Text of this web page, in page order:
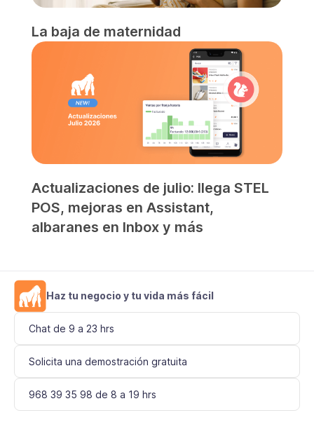
La baja de maternidad
Actualizaciones de julio: llega STEL
POS, mejoras en Assistant,
albaranes en Inbox y más
Haz tu negocio y tu vida más fácil
Chat de 9 a 23 hrs
Solicita una demostración gratuita
968 39 35 98 de 8 a 19 hrs